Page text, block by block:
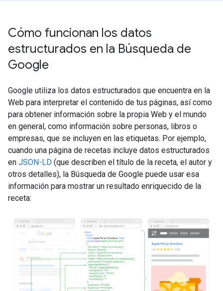
Cómo funcionan los datos
estructurados en la Búsqueda de
Google
Google utiliza los datos estructurados que encuentra en la
Web para interpretar el contenido de tus páginas, así como
para obtener información sobre la propia Web y el mundo
en general, como información sobre personas, libros o
empresas, que se incluyen en las etiquetas. Por ejemplo,
cuando una página de recetas incluye datos estructurados
en JSON-LD (que describen el título de la receta, el autor y
otros detalles), la Búsqueda de Google puede usar esa
información para mostrar un resultado enriquecido de la
receta: